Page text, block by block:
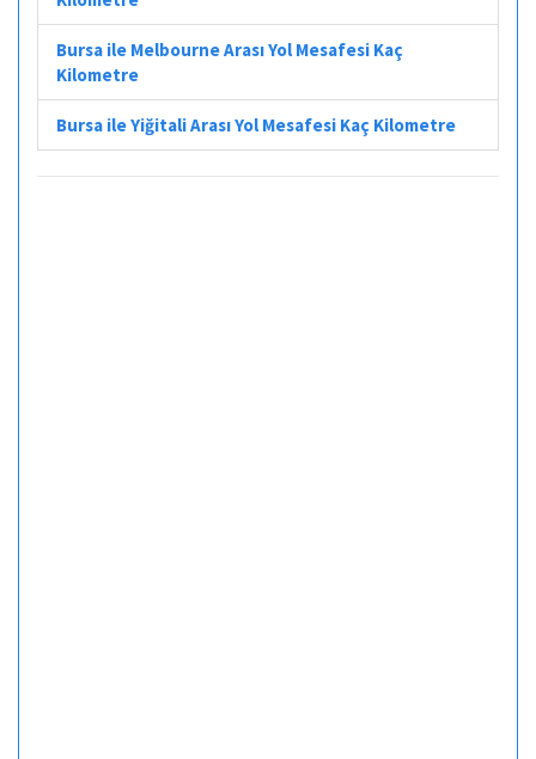
Bursa ile Melbourne Arası Yol Mesafesi Kaç
Kilometre
Bursa ile Yiğitali Arası Yol Mesafesi Kaç Kilometre